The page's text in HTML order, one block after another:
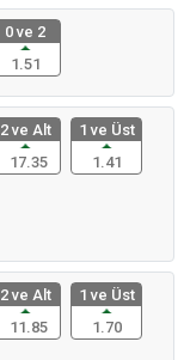
0 ve 2
1.51
2 ve Alt
17.35
1 ve Üst
1.41
2 ve Alt
11.85
1 ve Üst
1.70